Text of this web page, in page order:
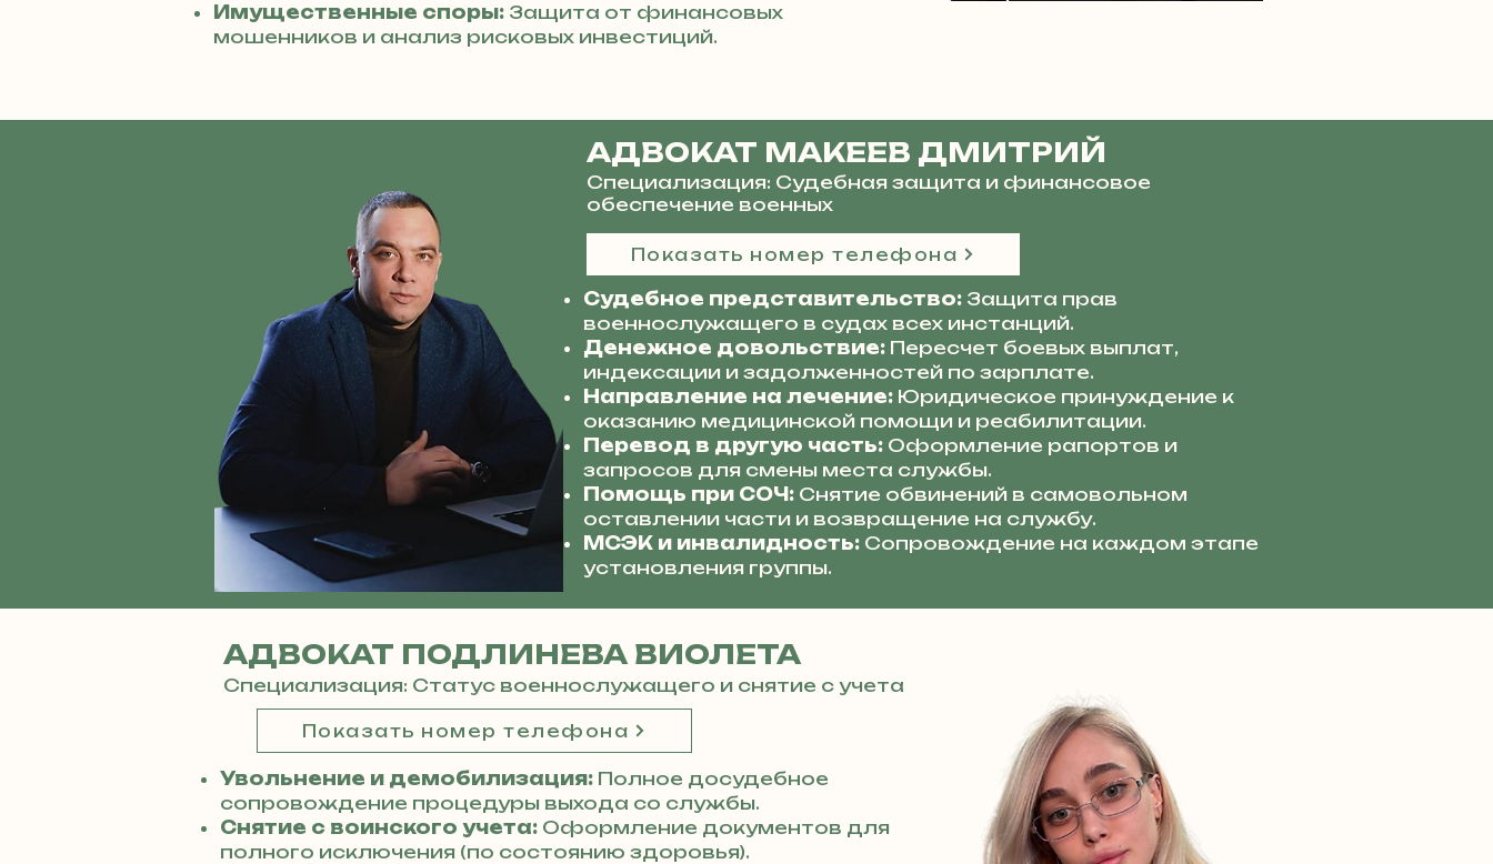
Имущественные споры: Защита от финансовых
мошенников и анализ рисковых инвестиций.
АДВОКАТ МАКЕЕВ ДМИТРИЙ
Специализация: Судебная защита и финансовое
обеспечение военных
Судебное представительство: Защита прав
военнослужащего в судах всех инстанций.
Денежное довольствие: Пересчет боевых выплат,
индексации и задолженностей по зарплате.
Направление на лечение: Юридическое принуждение к
оказанию медицинской помощи и реабилитации.
Перевод в другую часть: Оформление рапортов и
запросов для смены места службы.
Помощь при СОЧ: Снятие обвинений в самовольном
оставлении части и возвращение на службу.
МСЭК и инвалидность: Сопровождение на каждом этапе
установления группы.
Показать номер телефона
АДВОКАТ ПОДЛИНЕВА ВИОЛЕТА
Специализация: Статус военнослужащего и снятие с учета
Показать номер телефона
Увольнение и демобилизация: Полное досудебное
сопровождение процедуры выхода со службы.
Снятие с воинского учета: Оформление документов для
полного исключения (по состоянию здоровья).